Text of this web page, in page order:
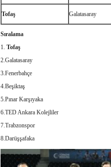
Tofaş Galatasaray
Sıralama
1. Tofaş
2.Galatasaray
3.Fenerbahçe
4.Beşiktaş
5.Pınar Karşıyaka
6.TED Ankara Kolejliler
7.Trabzonspor
8.Darüşşafaka